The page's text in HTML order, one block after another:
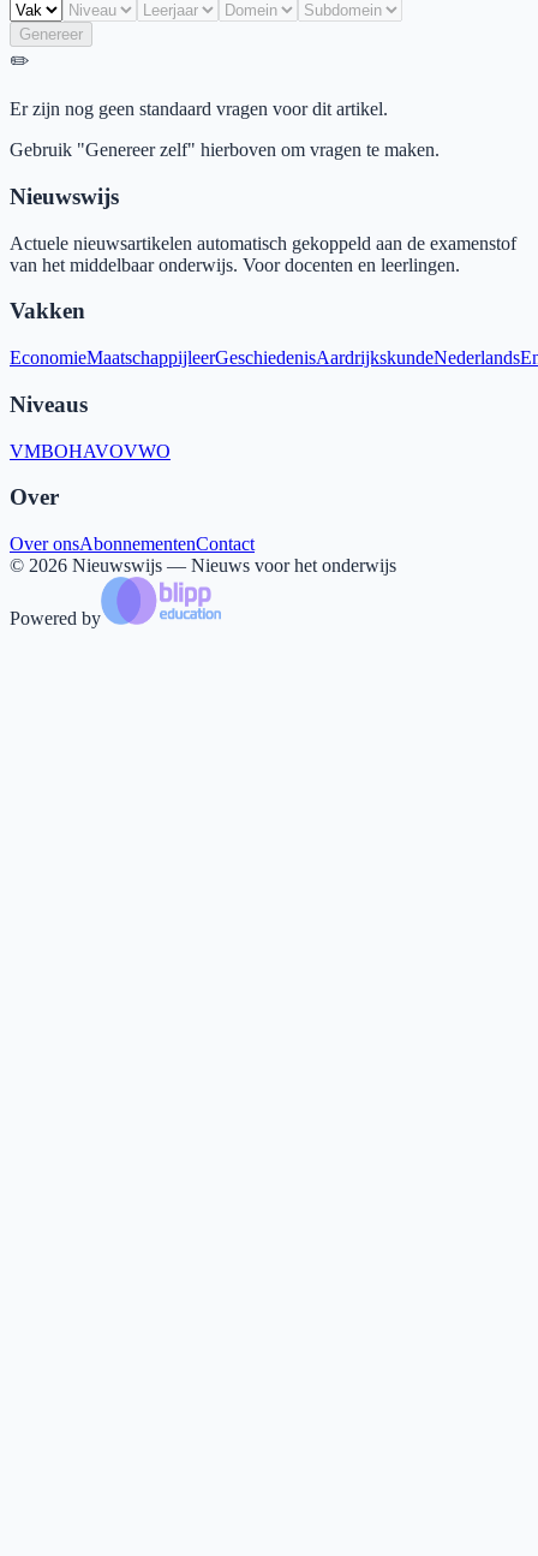
Genereer
✏️
Er zijn nog geen standaard vragen voor dit artikel.
Gebruik "Genereer zelf" hierboven om vragen te maken.
Nieuwswijs
Actuele nieuwsartikelen automatisch gekoppeld aan de examenstof
van het middelbaar onderwijs. Voor docenten en leerlingen.
Vakken
EconomieMaatschappijleerGeschiedenisAardrijkskundeNederlands
Niveaus
VMBOHAVOVWO
Over
Over onsAbonnementenContact
© 2026 Nieuwswijs — Nieuws voor het onderwijs
Powered by